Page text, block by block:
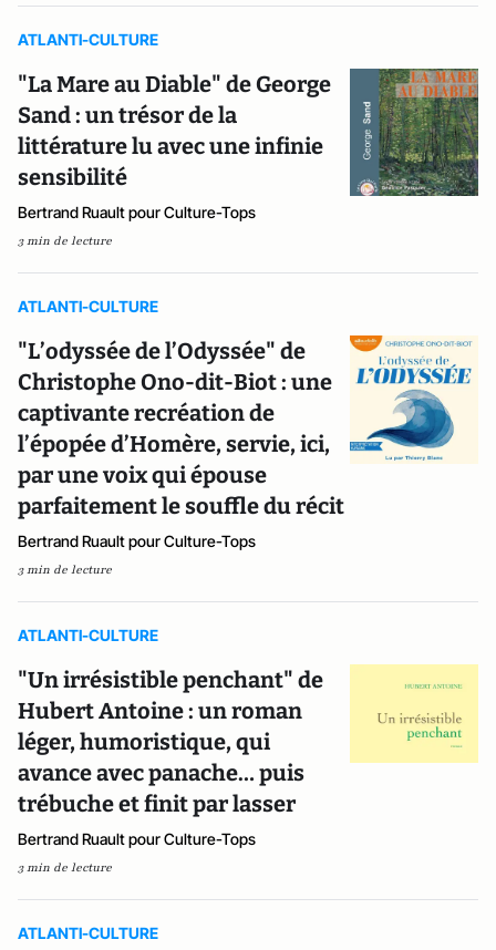
ATLANTI-CULTURE
"La Mare au Diable" de George
Sand : un trésor de la
littérature lu avec une infinie
sensibilité
Bertrand Ruault pour Culture-Tops
3 min de lecture
ATLANTI-CULTURE
"L’odyssée de l’Odyssée" de
Christophe Ono-dit-Biot : une
captivante recréation de
l’épopée d’Homère, servie, ici,
par une voix qui épouse
parfaitement le souffle du récit
Bertrand Ruault pour Culture-Tops
3 min de lecture
ATLANTI-CULTURE
"Un irrésistible penchant" de
Hubert Antoine : un roman
léger, humoristique, qui
avance avec panache… puis
trébuche et finit par lasser
Bertrand Ruault pour Culture-Tops
3 min de lecture
ATLANTI-CULTURE